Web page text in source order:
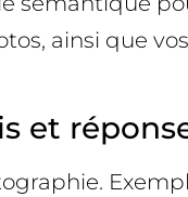
ainsi que
et